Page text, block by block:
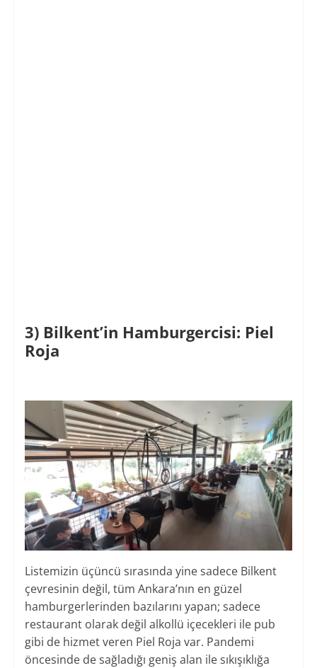
3) Bilkent’in Hamburgercisi: Piel
Roja
Listemizin üçüncü sırasında yine sadece Bilkent
çevresinin değil, tüm Ankara’nın en güzel
hamburgerlerinden bazılarını yapan; sadece
restaurant olarak değil alkollü içecekleri ile pub
gibi de hizmet veren Piel Roja var. Pandemi
öncesinde de sağladığı geniş alan ile sıkışıklığa